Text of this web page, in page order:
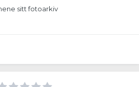
sitt fotoarkiv